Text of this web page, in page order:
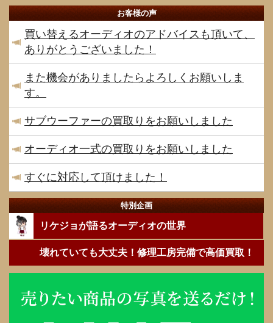
お客様の声
買い替えるオーディオのアドバイスも頂いて、
ありがとうございました！
また機会がありましたらよろしくお願いしま
す。
サブウーファーの買取りをお願いしました
オーディオ一式の買取りをお願いしました
すぐに対応して頂けました！
特別企画
リケジョが語るオーディオの世界
壊れていても大丈夫！修理工房完備で高価買取！